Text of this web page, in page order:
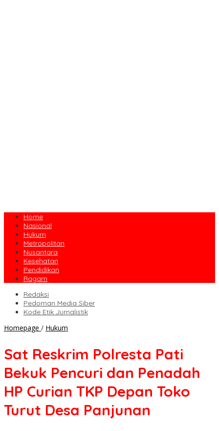
Home
Nasional
Hukum
Metropolitan
Nusantara
Kesehatan
Pendidikan
Ragam
Redaksi
Pedoman Media Siber
Kode Etik Jurnalistik
Homepage / Hukum
Pati
Pencuri
Penadah
Curian
Sat Reskrim Polresta Pati
Bekuk Pencuri dan Penadah
HP Curian TKP Depan Toko
Turut Desa Panjunan